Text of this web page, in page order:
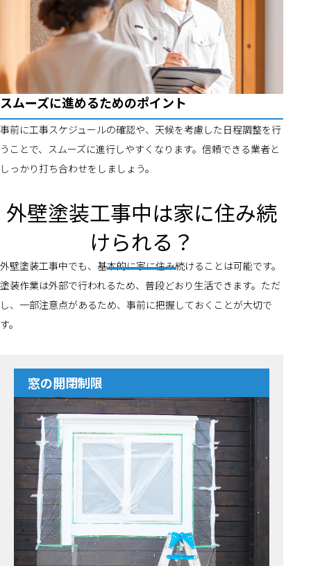
スムーズに進めるためのポイント
事前に工事スケジュールの確認や、天候を考慮した日程調整を行
うことで、スムーズに進行しやすくなります。信頼できる業者と
しっかり打ち合わせをしましょう。
外壁塗装工事中は家に住み続
けられる？
外壁塗装工事中でも、基本的に家に住み続けることは可能です。
塗装作業は外部で行われるため、普段どおり生活できます。ただ
し、一部注意点があるため、事前に把握しておくことが大切で
す。
窓の開閉制限